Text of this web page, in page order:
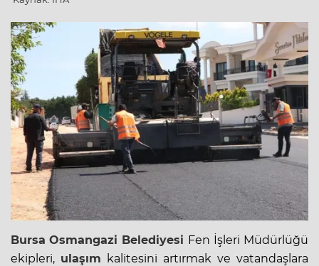
Bursa Osmangazi Belediyesi Fen İşleri Müdürlüğü
ekipleri, ulaşım kalitesini artırmak ve vatandaşlara